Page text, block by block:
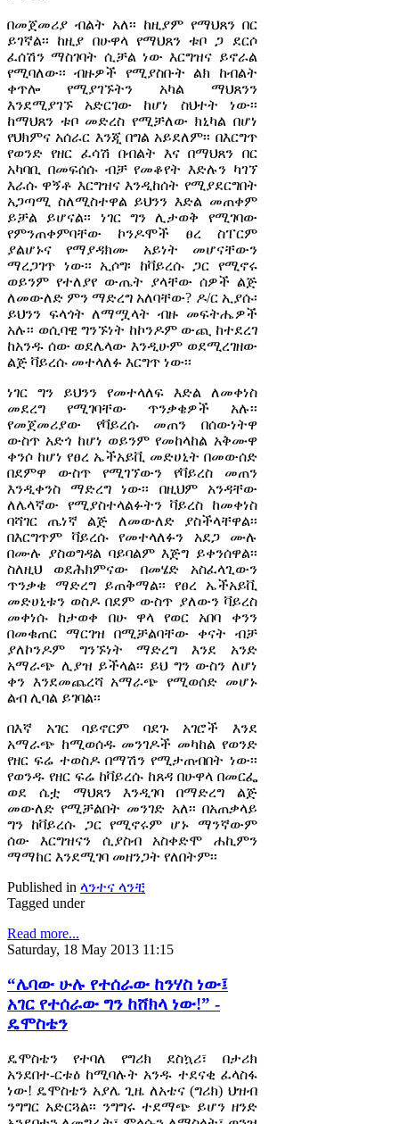
በመጀመሪያ ብልት አለ፡፡ ከዚያም የማህጸን በር
ይገኛል፡፡ ከዚያ በሁዋላ የማህጸን ቱቦ ጋ ደርሶ
ፈሰሽን ማስገባት ሲቻል ነው እርግዝና ይኖራል
የሚባለው፡፡ ብዙዎች የሚያስቡት ልክ ከብልት
ቀጥሎ የሚያገኙትን አካል ማህጸንን
እንደሚያገኙ አድርገው ከሆነ ስህተት ነው፡፡
ከማህጸን ቱቦ መድረስ የሚቻለው ክኒካል በሆነ
የህክምና አሰራር እንጂ በግል አይደለም፡፡ በእርግጥ
የወንድ የዘር ፈሳሽ በብልት እና በማህጸን በር
አካባቢ በመፍሰሱ ብቻ የመቆየት እድሉን ካገኘ
እራሱ ዋኝቶ እርግዝና እንዲከሰት የሚያደርግበት
አጋጣሚ ስለሚስተዋል ይህንን እድል መጠቀም
ይቻል ይሆናል፡፡ ነገር ግን ሊታወቅ የሚገባው
የምንጠቀምባቸው ኮንዶሞች ፀረ ስፐርም
ያልሆኑና የማያዳክሙ አይነት መሆናቸውን
ማረጋገጥ ነው፡፡ ኢሶግ፡ ከቫይረሱ ጋር የሚኖሩ
ወይንም የተለያየ ውጤት ያላቸው ሰዎች ልጅ
ለመውለድ ምን ማድረግ አለባቸው? ዶ/ር ኢያሱ፡
ይህንን ፍላጎት ለማሟላት ብዙ መፍትሔዎች
አሉ፡፡ ወሲባዊ ግንኙነት ከኮንዶም ውጪ ከተደረገ
ከአንዱ ሰው ወደሌላው እንዲሁም ወደሚረገዘው
ልጅ ቫይረሱ መተላለፉ እርግጥ ነው፡፡
ነገር ግን ይህንን የመተላለፍ እድል ለመቀነስ
መደረግ የሚገባቸው ጥንቃቄዎች አሉ፡፡
የመጀመሪያው የቫይረሱ መጠን በሰውነትዋ
ውስጥ አድጎ ከሆነ ወይንም የመከላከል አቅሙዋ
ቀንሶ ከሆነ የፀረ ኤችአይቪ መድሀኒት በመውሰድ
በደምዋ ውስጥ የሚገኘውን የቫይረስ መጠን
እንዲቀንስ ማድረግ ነው፡፡ በዚህም አንዳቸው
ለሌላኛው የሚያስተላልፉትን ቫይረስ ከመቀነስ
ባሻገር ጤነኛ ልጅ ለመውለድ ያስችላቸዋል፡፡
በእርግጥም ቫይረሱ የመተላለፉን አደጋ ሙሉ
በሙሉ ያስወግዳል ባይባልም እጅግ ይቀንሰዋል፡፡
ስለዚህ ወደሕክምናው በመሄድ አስፈላጊውን
ጥንቃቄ ማድረግ ይጠቅማል፡፡ የፀረ ኤችአይቪ
መድሀኒቱን ወስዶ በደም ውስጥ ያለውን ቫይረስ
መቀነሱ ከታወቀ በሁ ዋላ የወር አበባ ቀንን
በመቁጠር ማርገዝ በሚቻልባቸው ቀናት ብቻ
ያለኮንዶም ግንኙነት ማድረግ እንደ አንድ
አማራጭ ሊያዝ ይችላል፡፡ ይህ ግን ውስን ለሆነ
ቀን እንደመጨረሻ አማራጭ የሚወሰድ መሆኑ
ልብ ሊባል ይገባል፡፡
በእኛ አገር ባይኖርም ባደጉ አገሮች እንደ
አማራጭ ከሚወሰዱ መንገዶች መካከል የወንድ
የዘር ፍሬ ተወስዶ በማሽን የሚታጠብበት ነው፡፡
የወንዱ የዘር ፍሬ ከቫይረሱ ከጸዳ በሁዋላ በመርፌ
ወደ ሴቷ ማህጸን እንዲገባ በማድረግ ልጅ
መውለድ የሚቻልበት መንገድ አለ፡፡ በአጠቃላይ
ግን ከቫይረሱ ጋር የሚኖሩም ሆኑ ማንኛውም
ሰው እርግዝናን ሲያስብ አስቀድሞ ሐኪምን
ማማከር እንደሚገባ መዘንጋት የለበትም፡፡
Published in ላንተና ላንቺ
Tagged under
Read more...
Saturday, 18 May 2013 11:15
“ሌባው ሁሉ የተሰራው ከንሃስ ነው፤
አገር የተሰራው ግን ከሸክላ ነው!” -
ዴሞስቴን
ዴሞስቴን የተባለ የግሪክ ደስኳሪ፣ በታሪክ
አንደበተ-ርቱዕ ከሚባሉት አንዱ ተደናቂ ፈላስፋ
ነው! ዴሞስቴን አያሌ ጊዜ ለአቴና (ግሪክ) ህዝብ
ንግግር አድርጓል፡፡ ንግግሩ ተደማጭ ይሆን ዘንድ